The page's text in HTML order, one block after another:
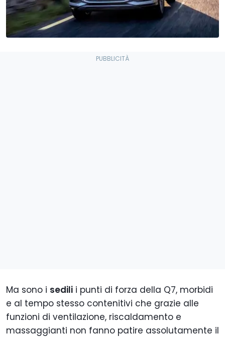
Ma sono i sedili i punti di forza della Q7, morbidi
e al tempo stesso contenitivi che grazie alle
funzioni di ventilazione, riscaldamento e
massaggianti non fanno patire assolutamente il